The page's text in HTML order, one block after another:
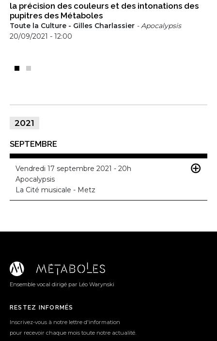
la précision des couleurs et des intonations des
pupitres des Métaboles
Toute la Culture - Gilles Charlassier - Apocalypsis
20/09/2021 - 12:00
2021
SEPTEMBRE
Vendredi 17 septembre 2021 - 20h
Apocalypsis
La Cité musicale - Metz
Ensemble vocal dirigé par Léo Warynski
RESTEZ INFORMÉS
Inscrivez-vous à notre lettre d'information
pour recevoir chaque mois toute notre actualité.